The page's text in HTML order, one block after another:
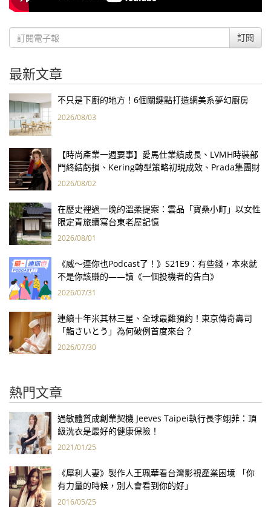
訂閱
最新文章
不只是下廚的地方！6個關鍵點打造網美系夢幻廚房
2026/08/03
【時尚產業一週要事】愛馬仕業績成長、LVMH時裝部
門終結虧損、Kering轉型策略初現成效、Prada集團財
報亮眼
2026/08/02
在歷史裡過一晚的溫柔提案：雲品「寶桑小町」以女性
限定青旅續寫台東老屋記憶
2026/08/01
《威～連你也Podcast了！》S21E9：有些錢，本來就
不是你該賺的——讀《一個投機者的告白》
2026/07/31
連續十年米其林三星、全球最難預約！東京傳奇壽司
「鮨さいとう」為何破例首度來台？
2026/07/30
熱門文章
過敏體質成創業契機 Jeeves Taipei執行長李翊菲：頂
級洗衣是最好的健康保險！
2021/01/25
《犀利人妻》製作人王珮華看台灣影視產業困境 「你
有力量的時候，別人會看到你的好」
2016/05/25